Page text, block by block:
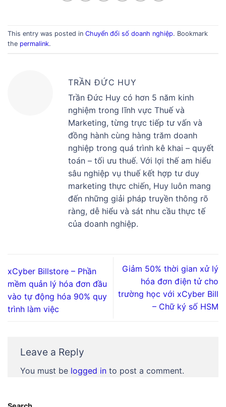
This entry was posted in Chuyển đổi số doanh nghiệp. Bookmark
the permalink.
TRẦN ĐỨC HUY
Trần Đức Huy có hơn 5 năm kinh
nghiệm trong lĩnh vực Thuế và
Marketing, từng trực tiếp tư vấn và
đồng hành cùng hàng trăm doanh
nghiệp trong quá trình kê khai – quyết
toán – tối ưu thuế. Với lợi thế am hiểu
sâu nghiệp vụ thuế kết hợp tư duy
marketing thực chiến, Huy luôn mang
đến những giải pháp truyền thông rõ
ràng, dễ hiểu và sát nhu cầu thực tế
của doanh nghiệp.
xCyber Billstore – Phần
mềm quản lý hóa đơn đầu
vào tự động hóa 90% quy
trình làm việc
Giảm 50% thời gian xử lý
hóa đơn điện tử cho
trường học với xCyber Bill
– Chữ ký số HSM
Leave a Reply
You must be logged in to post a comment.